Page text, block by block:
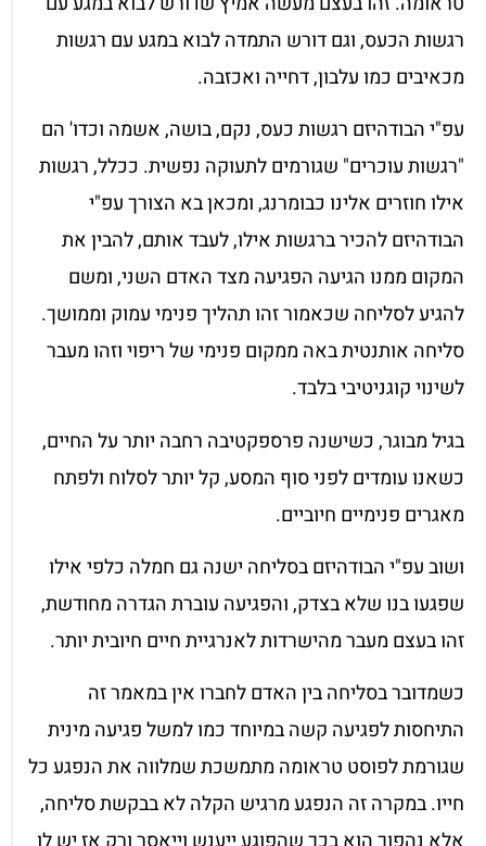
רגשות הכעס, וגם דורש התמדה לבוא במגע עם רגשות
מכאיבים כמו עלבון, דחייה ואכזבה.
עפ"י הבודהיזם רגשות כעס, נקם, בושה, אשמה וכדו' הם
"רגשות עוכרים" שגורמים לתעוקה נפשית. ככלל, רגשות
אילו חוזרים אלינו כבומרנג, ומכאן בא הצורך עפ"י
הבודהיזם להכיר ברגשות אילו, לעבד אותם, להבין את
המקום ממנו הגיעה הפגיעה מצד האדם השני, ומשם
להגיע לסליחה שכאמור זהו תהליך פנימי עמוק וממושך.
סליחה אותנטית באה ממקום פנימי של ריפוי וזהו מעבר
לשינוי קוגניטיבי בלבד.
בגיל מבוגר, כשישנה פרספקטיבה רחבה יותר על החיים,
כשאנו עומדים לפני סוף המסע, קל יותר לסלוח ולפתח
מאגרים פנימיים חיוביים.
ושוב עפ"י הבודהיזם בסליחה ישנה גם חמלה כלפי אילו
שפגעו בנו שלא בצדק, והפגיעה עוברת הגדרה מחודשת,
זהו בעצם מעבר מהישרדות לאנרגיית חיים חיובית יותר.
כשמדובר בסליחה בין האדם לחברו אין במאמר זה
התיחסות לפגיעה קשה במיוחד כמו למשל פגיעה מינית
שגורמת לפוסט טראומה מתמשכת שמלווה את הנפגע כל
חייו. במקרה זה הנפגע מרגיש הקלה לא בבקשת סליחה,